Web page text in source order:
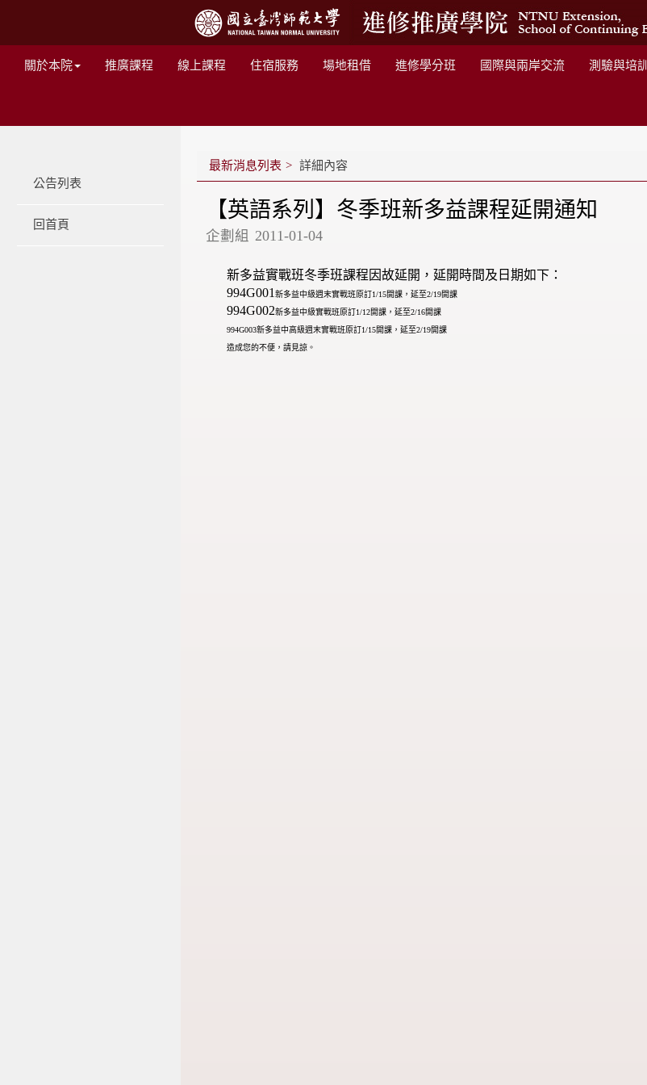
關於本院 推廣課程 線上課程 住宿服務 場地租借 進修學分班 國際與兩岸交流 測驗與培訓
公告列表
回首頁
最新消息列表 詳細內容
【英語系列】冬季班新多益課程延開通知
企劃組 2011-01-04
新多益實戰班冬季班課程因故延開，延開時間及日期如下：
994G001新多益中級週末實戰班原訂1/15開課，延至2/19開課
994G002新多益中級實戰班原訂1/12開課，延至2/16開課
994G003新多益中高級週末實戰班原訂1/15開課，延至2/19開課
造成您的不便，請見諒。